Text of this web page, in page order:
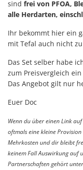
sind frei von PFOA,
alle Herdarten,
Ihr bekommt hier ein
mit Tefal auch nicht
Das Set selber habe
zum Preisvergleich
Das Angebot gilt nur
Euer Doc
Wenn du über einen Link
oftmals eine kleine
Mehrkosten und dir bleibt
keinem Fall Auswirkung auf
Partnerschaften gehört